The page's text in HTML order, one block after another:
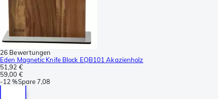
26 Bewertungen
Eden Magnetic Knife Block EQB101 Akazienholz
51,92 €
59,00 €
-12 %Spare7,08